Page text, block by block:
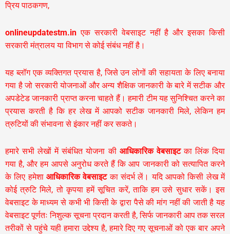
प्रिय पाठकगण,
onlineupdatestm.in एक सरकारी वेबसाइट नहीं है और इसका किसी
सरकारी मंत्रालय या विभाग से कोई संबंध नहीं है।
यह ब्लॉग एक व्यक्तिगत प्रयास है, जिसे उन लोगों की सहायता के लिए बनाया
गया है जो सरकारी योजनाओं और अन्य शैक्षिक जानकारी के बारे में सटीक और
अपडेटेड जानकारी प्राप्त करना चाहते हैं। हमारी टीम यह सुनिश्चित करने का
प्रयास करती है कि हर लेख में आपको सटीक जानकारी मिले, लेकिन हम
त्रुटियों की संभावना से इंकार नहीं कर सकते।
हमारे सभी लेखों में संबंधित योजना की आधिकारिक वेबसाइटका लिंक दिया
गया है, और हम आपसे अनुरोध करते हैं कि आप जानकारी को सत्यापित करने
के लिए हमेशा आधिकारिक वेबसाइटका संदर्भ लें। यदि आपको किसी लेख में
कोई त्रुटि मिले, तो कृपया हमें सूचित करें, ताकि हम उसे सुधार सकें। इस
वेबसाइट के माध्यम से कभी भी किसी के द्वारा पैसे की मांग नहीं की जाती है यह
वेबसाइट पूर्णतः निशुल्क सूचना प्रदान करती है,सिर्फ जानकारी आप तक सरल
तरीकों से पहुंचे यही हमारा उद्देश्य है, हमारे दिए गए सूचनाओं को एक बार अपने